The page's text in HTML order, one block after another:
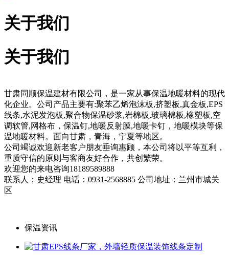
关于我们
关于我们
甘肃同顺保温建材有限公司，是一家从事保温地暖材料的现代
化企业。公司产品主要有:聚苯乙烯泡沫板,挤塑板,真金板,EPS
线条,水泥发泡板,聚合物保温砂浆,岩棉板,玻璃棉板,橡塑板,空
调软管,网格布，保温钉,地暖反射膜,地暖卡钉，地暖模块等保
温地暖材料。面向甘肃，青海，宁夏等地区。
公司竭诚欢迎新老客户朋友垂询惠顾，本公司将以平等互利，
重质守信的原则与客商友好合作，共创繁荣。
欢迎您的来电咨询18189589888
联系人：史经理 电话：0931-2568885 公司地址：兰州市城关
区
保温资讯